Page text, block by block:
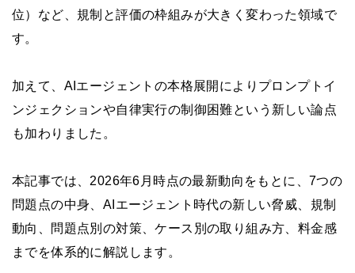
位）など、規制と評価の枠組みが大きく変わった領域で
す。
加えて、AIエージェントの本格展開によりプロンプトイ
ンジェクションや自律実行の制御困難という新しい論点
も加わりました。
本記事では、2026年6月時点の最新動向をもとに、7つの
問題点の中身、AIエージェント時代の新しい脅威、規制
動向、問題点別の対策、ケース別の取り組み方、料金感
までを体系的に解説します。